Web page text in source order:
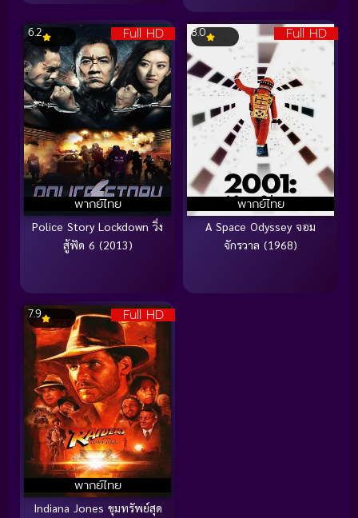
Full HD
พากย์ไทย
6.2
Police Story Lockdown วิ่ง
สู้ฟัด 6 (2013)
Full HD
พากย์ไทย
8.0
A Space Odyssey จอม
จักรวาล (1968)
Full HD
พากย์ไทย
7.9
Indiana Jones ขุมทรัพย์สุด